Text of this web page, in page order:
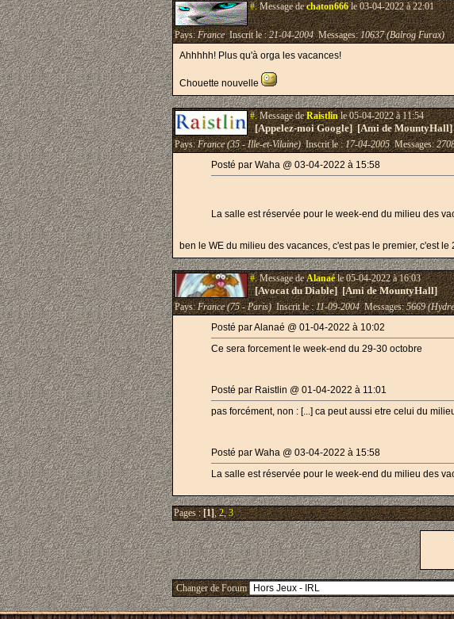
#.Message dechaton666le 03-04-2022 à 22:01
Pays:FranceInscrit le :21-04-2004Messages:10637 (Balrog Furax)
Ahhhhh! Plus qu'à orga les vacances!
Chouette nouvelle
#.Message deRaistlinle 05-04-2022 à 11:54
[Appelez-moi Google] [Ami de MountyHall]
Pays:France (35 - Ille-et-Vilaine)Inscrit le :17-04-2005Messages:
Posté par Waha @ 03-04-2022 à 15:58
La salle est réservée pour le week-end du milieu des
ben le WE du milieu des vacances, c'est pas le premier, c'est le
#.Message deAlanaéle 05-04-2022 à 16:03
[Avocat du Diable] [Ami de MountyHall]
Pays:France (75 - Paris)Inscrit le :11-09-2004Messages:5669
Posté par Alanaé @ 01-04-2022 à 10:02
Ce sera forcement le week-end du 29-30 octobre
Posté par Raistlin @ 01-04-2022 à 11:01
pas forcément, non : [...] ca peut aussi etre celui du
Posté par Waha @ 03-04-2022 à 15:58
La salle est réservée pour le week-end du milieu des
Pages :[1],2,3
Changer de Forum